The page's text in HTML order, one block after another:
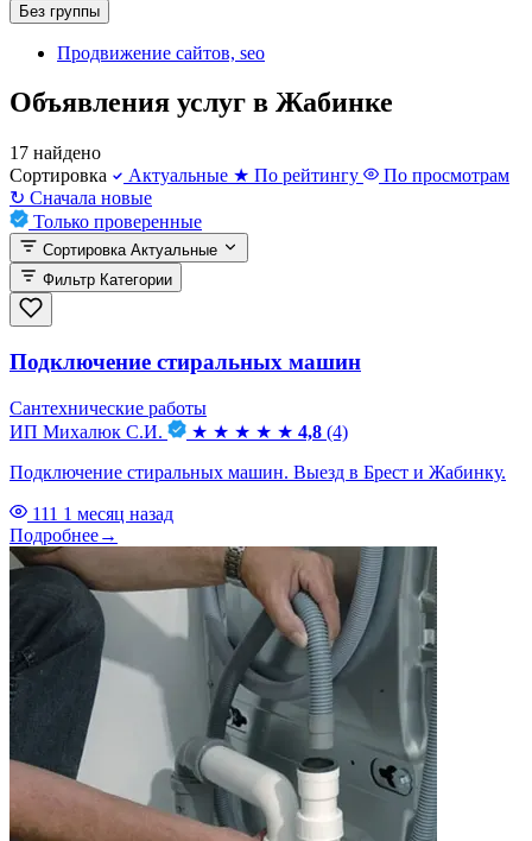
Без группы
Продвижение сайтов, seo
Объявления услуг в Жабинке
17 найдено
Сортировка
Актуальные ★ По рейтингу
По просмотрам
↻ Сначала новые
Только проверенные
Сортировка Актуальные
Фильтр Категории
Подключение стиральных машин
Сантехнические работы
ИП Михалюк С.И.
★ ★ ★ ★ ★ 4,8 (4)
Подключение стиральных машин. Выезд в Брест и Жабинку.
111 1 месяц назад
Подробнее→